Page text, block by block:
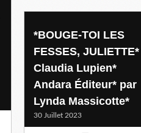
*BOUGE-TOI LES
FESSES, JULIETTE*
Claudia Lupien*
Andara Éditeur* par
Lynda Massicotte*
30 Juillet 2023